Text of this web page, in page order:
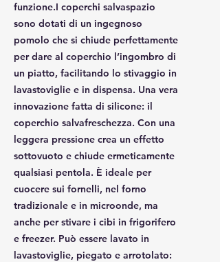
funzione.I coperchi salvaspazio
sono dotati di un ingegnoso
pomolo che si chiude perfettamente
per dare al coperchio l’ingombro di
un piatto, facilitando lo stivaggio in
lavastoviglie e in dispensa. Una vera
innovazione fatta di silicone: il
coperchio salvafreschezza. Con una
leggera pressione crea un effetto
sottovuoto e chiude ermeticamente
qualsiasi pentola. È ideale per
cuocere sui fornelli, nel forno
tradizionale e in microonde, ma
anche per stivare i cibi in frigorifero
e freezer. Può essere lavato in
lavastoviglie, piegato e arrotolato: